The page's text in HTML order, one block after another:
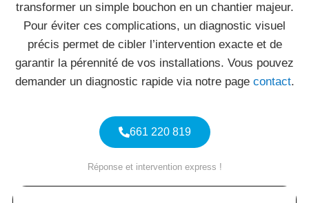
transformer un simple bouchon en un chantier majeur.
Pour éviter ces complications, un diagnostic visuel
précis permet de cibler l’intervention exacte et de
garantir la pérennité de vos installations. Vous pouvez
demander un diagnostic rapide via notre page contact.
661 220 819
Réponse et intervention express !